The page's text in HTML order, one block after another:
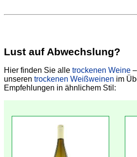
Lust auf Abwechslung?
Hier finden Sie alle trockenen Weine
unseren trockenen Weißweinen im
Empfehlungen in ähnlichem Stil: